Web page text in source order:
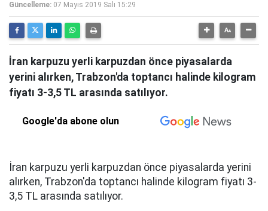
Güncelleme: 07 Mayıs 2019 Salı 15:29
İran karpuzu yerli karpuzdan önce piyasalarda
yerini alırken, Trabzon'da toptancı halinde kilogram
fiyatı 3-3,5 TL arasında satılıyor.
Google'da abone olun
İran karpuzu yerli karpuzdan önce piyasalarda yerini
alırken, Trabzon'da toptancı halinde kilogram fiyatı 3-
3,5 TL arasında satılıyor.